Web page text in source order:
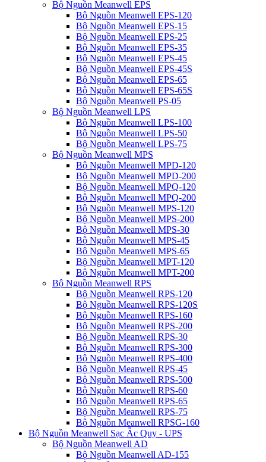
Bộ Nguồn Meanwell EPS
Bộ Nguồn Meanwell EPS-120
Bộ Nguồn Meanwell EPS-15
Bộ Nguồn Meanwell EPS-25
Bộ Nguồn Meanwell EPS-35
Bộ Nguồn Meanwell EPS-45
Bộ Nguồn Meanwell EPS-45S
Bộ Nguồn Meanwell EPS-65
Bộ Nguồn Meanwell EPS-65S
Bộ Nguồn Meanwell PS-05
Bộ Nguồn Meanwell LPS
Bộ Nguồn Meanwell LPS-100
Bộ Nguồn Meanwell LPS-50
Bộ Nguồn Meanwell LPS-75
Bộ Nguồn Meanwell MPS
Bộ Nguồn Meanwell MPD-120
Bộ Nguồn Meanwell MPD-200
Bộ Nguồn Meanwell MPQ-120
Bộ Nguồn Meanwell MPQ-200
Bộ Nguồn Meanwell MPS-120
Bộ Nguồn Meanwell MPS-200
Bộ Nguồn Meanwell MPS-30
Bộ Nguồn Meanwell MPS-45
Bộ Nguồn Meanwell MPS-65
Bộ Nguồn Meanwell MPT-120
Bộ Nguồn Meanwell MPT-200
Bộ Nguồn Meanwell RPS
Bộ Nguồn Meanwell RPS-120
Bộ Nguồn Meanwell RPS-120S
Bộ Nguồn Meanwell RPS-160
Bộ Nguồn Meanwell RPS-200
Bộ Nguồn Meanwell RPS-30
Bộ Nguồn Meanwell RPS-300
Bộ Nguồn Meanwell RPS-400
Bộ Nguồn Meanwell RPS-45
Bộ Nguồn Meanwell RPS-500
Bộ Nguồn Meanwell RPS-60
Bộ Nguồn Meanwell RPS-65
Bộ Nguồn Meanwell RPS-75
Bộ Nguồn Meanwell RPSG-160
Bộ Nguồn Meanwell Sạc Ắc Quy - UPS
Bộ Nguồn Meanwell AD
Bộ Nguồn Meanwell AD-155